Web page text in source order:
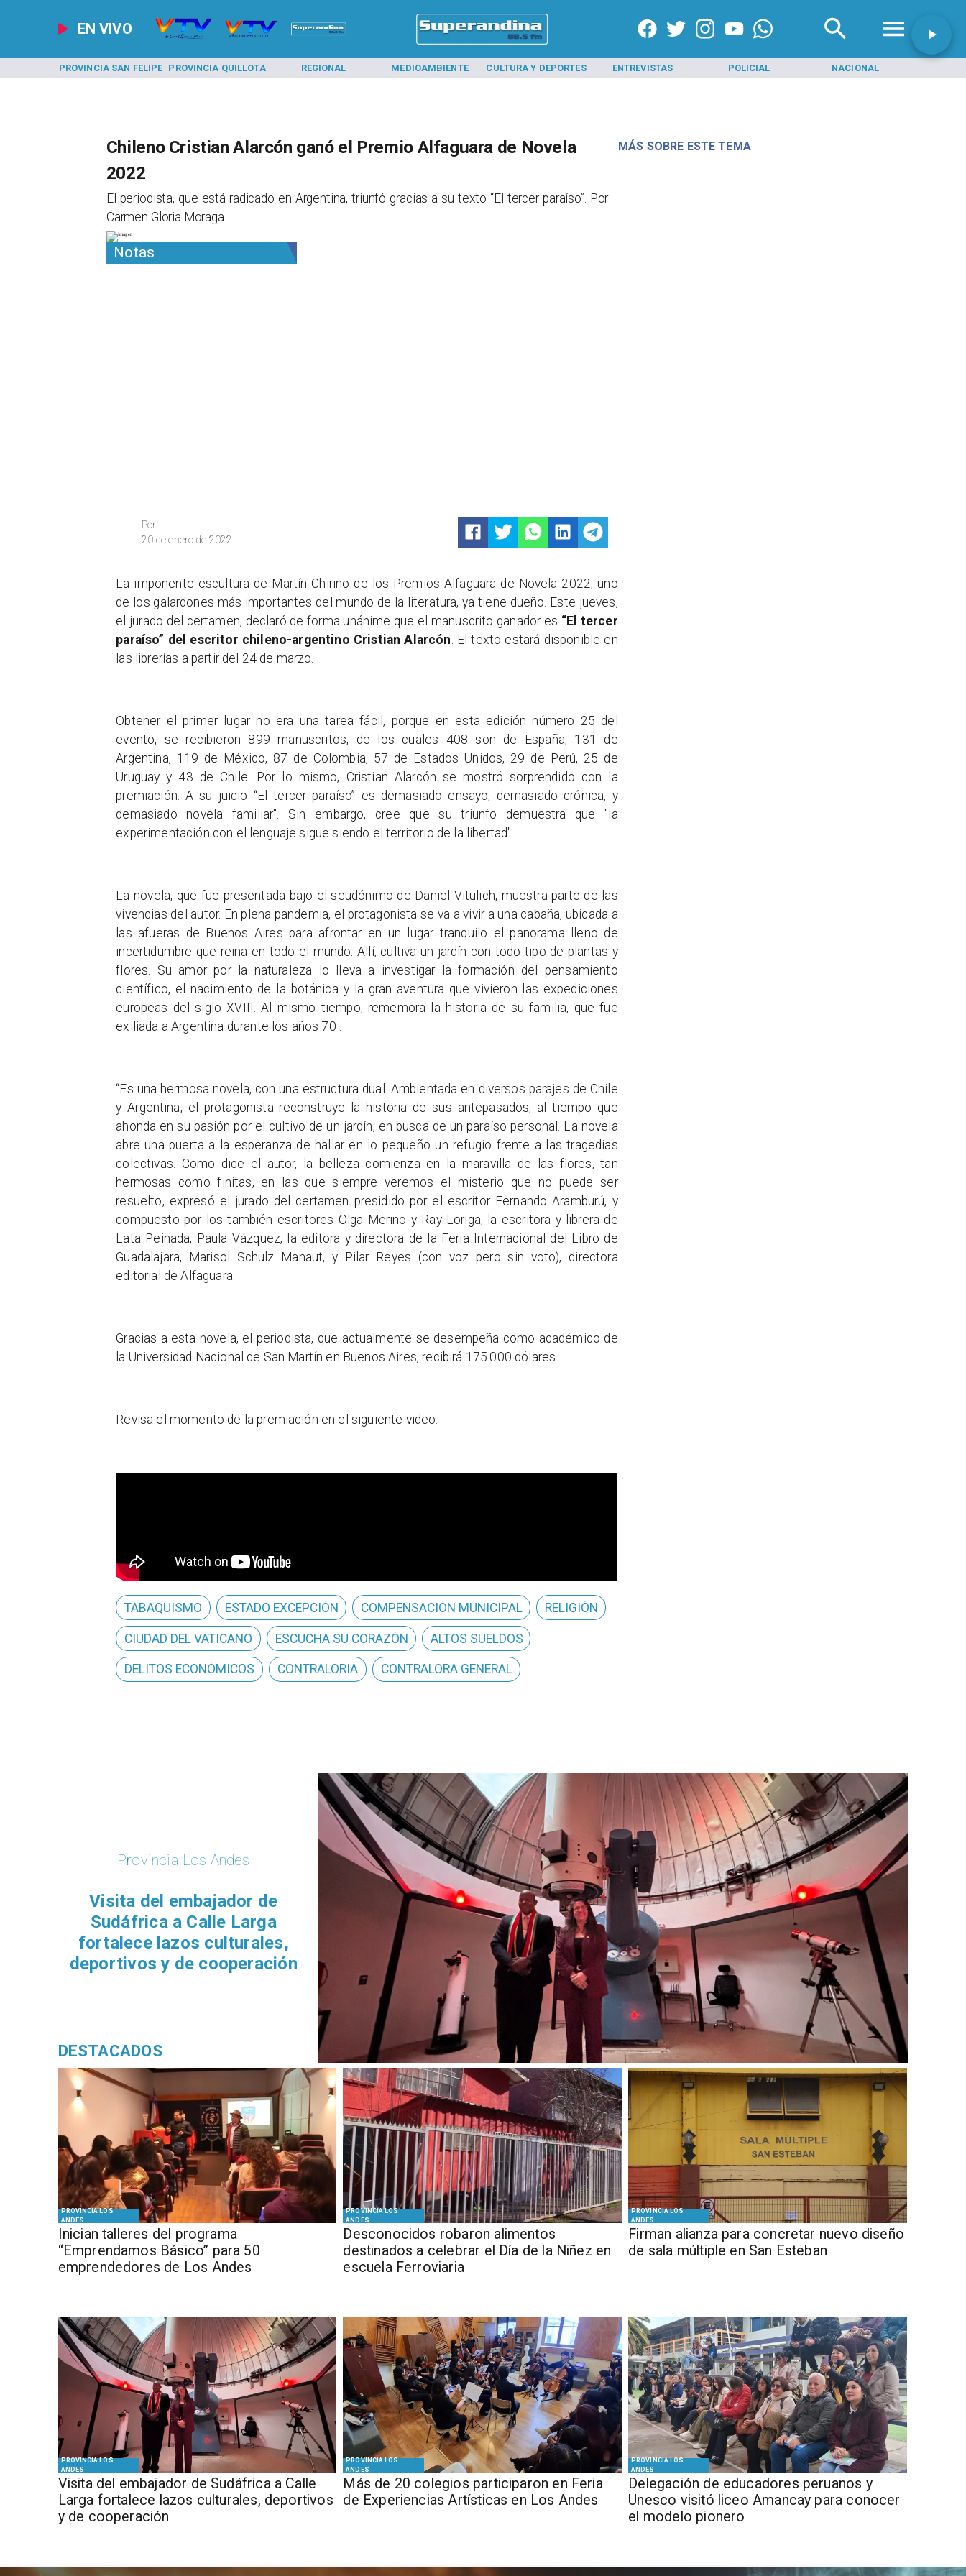
EN VIVO
PROVINCIA SAN FELIPE PROVINCIA QUILLOTA REGIONAL MEDIOAMBIENTE CULTURA Y DEPORTES ENTREVISTAS POLICIAL NACIONAL
Notas
Por
20 de enero de 2022
MÁS SOBRE ESTE TEMA
Chileno Cristian Alarcón ganó el Premio Alfaguara de Novela
2022
El periodista, que está radicado en Argentina, triunfó gracias a su texto “El tercer paraíso”. Por
Carmen Gloria Moraga.
La imponente escultura de Martín Chirino de los Premios Alfaguara de Novela 2022, uno
de los galardones más importantes del mundo de la literatura, ya tiene dueño. Este jueves,
el jurado del certamen, declaró de forma unánime que el manuscrito ganador es “El tercer
paraíso” del escritor chileno-argentino Cristian Alarcón. El texto estará disponible en
las librerías a partir del 24 de marzo.
Obtener el primer lugar no era una tarea fácil, porque en esta edición número 25 del
evento, se recibieron 899 manuscritos, de los cuales 408 son de España, 131 de
Argentina, 119 de México, 87 de Colombia, 57 de Estados Unidos, 29 de Perú, 25 de
Uruguay y 43 de Chile. Por lo mismo, Cristian Alarcón se mostró sorprendido con la
premiación. A su juicio “El tercer paraíso” es demasiado ensayo, demasiado crónica, y
demasiado novela familiar". Sin embargo, cree que su triunfo demuestra que "la
experimentación con el lenguaje sigue siendo el territorio de la libertad".
La novela, que fue presentada bajo el seudónimo de Daniel Vitulich, muestra parte de las
vivencias del autor. En plena pandemia, el protagonista se va a vivir a una cabaña, ubicada a
las afueras de Buenos Aires para afrontar en un lugar tranquilo el panorama lleno de
incertidumbre que reina en todo el mundo. Allí, cultiva un jardín con todo tipo de plantas y
flores. Su amor por la naturaleza lo lleva a investigar la formación del pensamiento
científico, el nacimiento de la botánica y la gran aventura que vivieron las expediciones
europeas del siglo XVIII. Al mismo tiempo, rememora la historia de su familia, que fue
exiliada a Argentina durante los años 70 .
“Es una hermosa novela, con una estructura dual. Ambientada en diversos parajes de Chile
y Argentina, el protagonista reconstruye la historia de sus antepasados, al tiempo que
ahonda en su pasión por el cultivo de un jardín, en busca de un paraíso personal. La novela
abre una puerta a la esperanza de hallar en lo pequeño un refugio frente a las tragedias
colectivas. Como dice el autor, la belleza comienza en la maravilla de las flores, tan
hermosas como finitas, en las que siempre veremos el misterio que no puede ser
resuelto, expresó el jurado del certamen presidido por el escritor Fernando Aramburú, y
compuesto por los también escritores Olga Merino y Ray Loriga, la escritora y librera de
Lata Peinada, Paula Vázquez, la editora y directora de la Feria Internacional del Libro de
Guadalajara, Marisol Schulz Manaut, y Pilar Reyes (con voz pero sin voto), directora
editorial de Alfaguara.
Gracias a esta novela, el periodista, que actualmente se desempeña como académico de
la Universidad Nacional de San Martín en Buenos Aires, recibirá 175.000 dólares.
Revisa el momento de la premiación en el siguiente video.
TABAQUISMO ESTADO EXCEPCIÓN COMPENSACIÓN MUNICIPAL RELIGIÓN
CIUDAD DEL VATICANO ESCUCHA SU CORAZÓN ALTOS SUELDOS
DELITOS ECONÓMICOS CONTRALORIA CONTRALORA GENERAL
PROVINCIA LOS
ANDES
Inician talleres del programa
“Emprendamos Básico” para 50
emprendedores de Los Andes
PROVINCIA LOS
ANDES
Desconocidos robaron alimentos
destinados a celebrar el Día de la Niñez en
escuela Ferroviaria
PROVINCIA LOS
ANDES
​​Firman alianza para concretar nuevo diseño
de sala múltiple en San Esteban
PROVINCIA LOS
ANDES
​Visita del embajador de Sudáfrica a Calle
Larga fortalece lazos culturales, deportivos
y de cooperación
PROVINCIA LOS
ANDES
Más de 20 colegios participaron en Feria
de Experiencias Artísticas en Los Andes
PROVINCIA LOS
ANDES
Delegación de educadores peruanos y
Unesco visitó liceo Amancay para conocer
el modelo pionero
Provincia Los Andes
​Visita del embajador de
Sudáfrica a Calle Larga
fortalece lazos culturales,
deportivos y de cooperación
DESTACADOS